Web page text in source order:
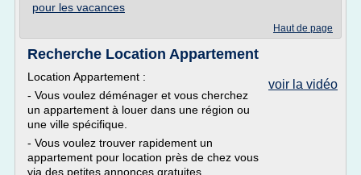
pour les vacances
Haut de page
Recherche Location Appartement
voir la vidéo
Location Appartement :
- Vous voulez déménager et vous cherchez
un appartement à louer dans une région ou
une ville spécifique.
- Vous voulez trouver rapidement un
appartement pour location près de chez vous
via des petites annonces gratuites.